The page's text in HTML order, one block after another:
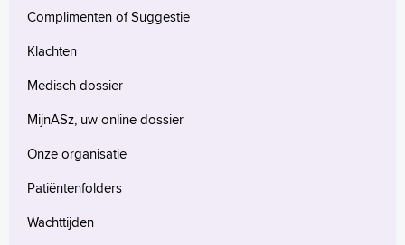
Complimenten of Suggestie
Klachten
Medisch dossier
MijnASz, uw online dossier
Onze organisatie
Patiëntenfolders
Wachttijden